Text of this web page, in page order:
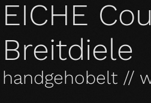
EICHE
Breitdiele
handgehobelt //